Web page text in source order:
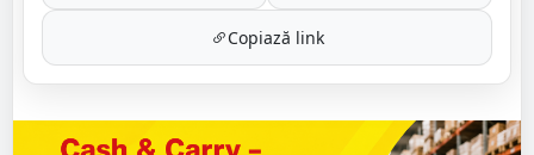
Copiază link